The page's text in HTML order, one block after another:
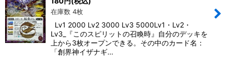
在庫数 4枚
Lv1 2000 Lv2 3000 Lv3 5000Lv1・Lv2・
Lv3_『このスピリットの召喚時』自分のデッキを
上から3枚オープンできる。その中のカード名：
「創界神イザナギ…